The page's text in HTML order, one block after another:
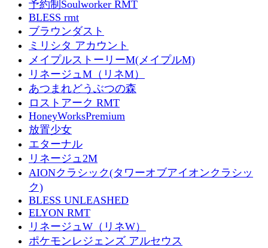
予約制Soulworker RMT
BLESS rmt
ブラウンダスト
ミリシタ アカウント
メイプルストーリーM(メイプルM)
リネージュM（リネM）
あつまれどうぶつの森
ロストアーク RMT
HoneyWorksPremium
放置少女
エターナル
リネージュ2M
AIONクラシック(タワーオブアイオンクラシッ
ク)
BLESS UNLEASHED
ELYON RMT
リネージュW（リネW）
ポケモンレジェンズ アルセウス